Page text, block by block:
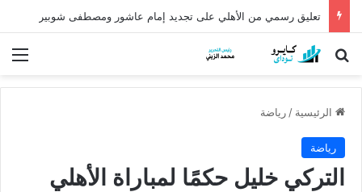
كشف أثري عمره أكثر من 5 آلاف عام في الدقهلية يروي أسرار شرق الدلتا
بحث عن
الرئيسية / رياضة
رياضة
التركي خليل حكمًا لمباراة الأهلي